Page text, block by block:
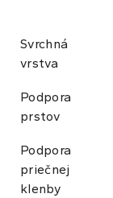
Svrchná
vrstva
Podpora
prstov
Podpora
priečnej
klenby